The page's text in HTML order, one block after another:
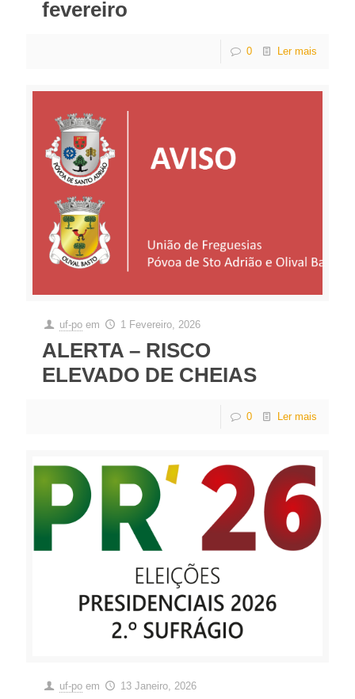
fevereiro
0 Ler mais
uf-po em 1 Fevereiro, 2026
ALERTA – RISCO
ELEVADO DE CHEIAS
0 Ler mais
uf-po em 13 Janeiro, 2026